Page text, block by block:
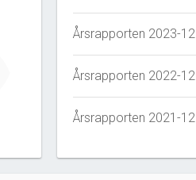
Årsrapporten 2023-12
Årsrapporten 2022-12
Årsrapporten 2021-12